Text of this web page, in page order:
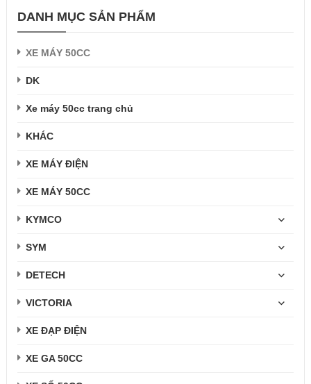
DANH MỤC SẢN PHẨM
DK
Xe máy 50cc trang chủ
KHÁC
XE MÁY 50CC
XE MÁY ĐIỆN
XE MÁY 50CC
KYMCO
SYM
DETECH
VICTORIA
XE ĐẠP ĐIỆN
XE GA 50CC